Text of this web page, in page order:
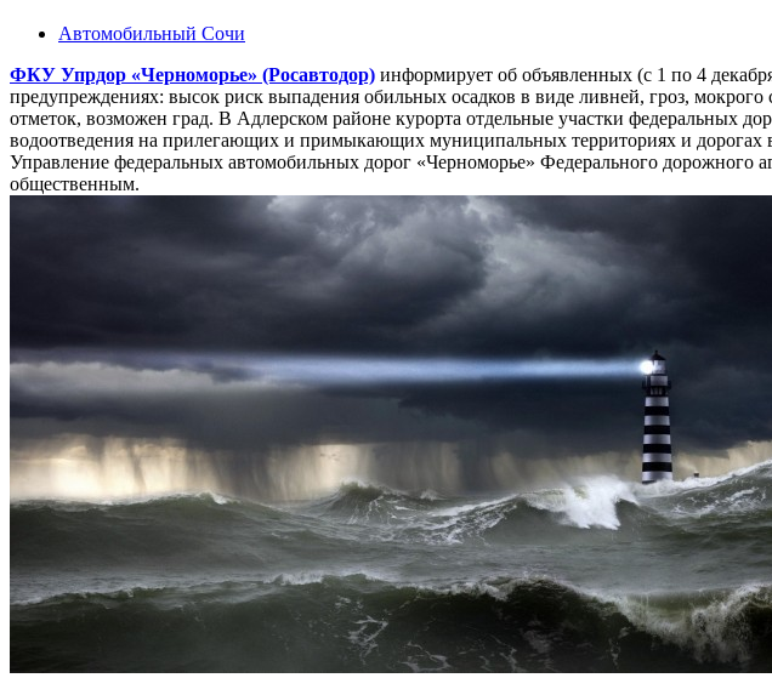
Автомобильный Сочи
ФКУ Упрдор «Черноморье» (Росавтодор) информирует об объявленных (с 1 по 4
предупреждениях: высок риск выпадения обильных осадков в виде ливней, гроз,
отметок, возможен град. В Адлерском районе курорта отдельные участки федеральных
водоотведения на прилегающих и примыкающих муниципальных территориях и дорогах
Управление федеральных автомобильных дорог «Черноморье» Федерального дорожного
общественным.